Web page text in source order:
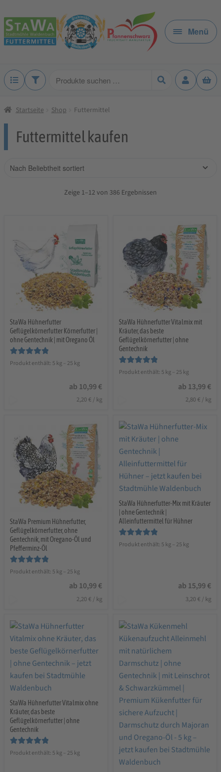
Zur
Navigation
springen
Zum
Inhalt
springen
Menü
Produkte
Startseite Shop Futtermittel
Futtermittel kaufen
Zeige 1–12 von 386 Ergebnissen
StaWa Hühnerfutter
Geflügelkörnerfutter Körnerfutter |
ohne Gentechnik | mit Oregano Öl
Bewertet mit
Produkt enthält: 5 kg – 25 kg
ab 10,99 €
2,20 € / kg
StaWa Hühnerfutter Vitalmix mit
Kräuter, das beste
Geflügelkörnerfutter | ohne
Gentechnik
Bewertet mit
Produkt enthält: 5 kg– 25 kg
ab 13,99 €
2,80 €/ kg
StaWa Premium Hühnerfutter,
Geflügelkörnerfutter, ohne
Gentechnik, mit Oregano-Öl und
Pfefferminz-Öl
Bewertet mit
Produkt enthält: 5 kg – 25 kg
ab 10,99 €
2,20 € / kg
StaWa Hühnerfutter-Mix mit Kräuter
| ohne Gentechnik |
Alleinfuttermittel für Hühner
Bewertet mit
Produkt enthält: 5 kg– 25 kg
ab 15,99 €
3,20 €/ kg
StaWa Hühnerfutter Vitalmix ohne
Kräuter, das beste
Geflügelkörnerfutter | ohne
Gentechnik
Bewertet mit
Produkt enthält: 5 kg – 25 kg